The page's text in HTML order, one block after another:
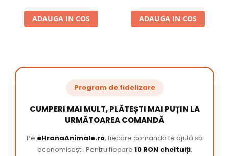
ADAUGA IN COS ADAUGA IN COS
Program de fidelizare
CUMPERI MAI MULT, PLĂTEȘTI MAI PUȚIN LA
URMĂTOAREA COMANDĂ
Pe eHranaAnimale.ro, fiecare comandă te ajută să
economisești. Pentru fiecare 10 RON cheltuiți,